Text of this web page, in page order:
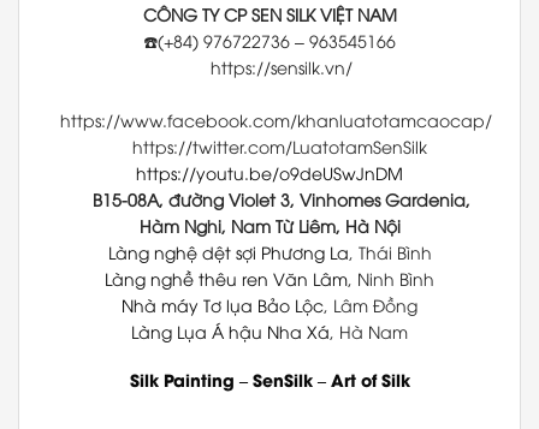
CÔNG TY CP SEN SILK VIỆT NAM
☎️(+84) 976722736 – 963545166
https://sensilk.vn/
https://www.facebook.com/khanluatotamcaocap/
https://twitter.com/LuatotamSenSilk
https://youtu.be/o9deUSwJnDM
B15-08A, đường Violet 3, Vinhomes Gardenia,
Hàm Nghi, Nam Từ Liêm, Hà Nội
Làng nghệ dệt sợi Phương La , Thái Bình
Làng nghề thêu ren Văn Lâm , Ninh Bình
Nhà máy Tơ lụa Bảo Lộc , Lâm Đồng
Làng Lụa Á hậu Nha Xá , Hà Nam
Silk Painting –SenSilk–Art of Silk